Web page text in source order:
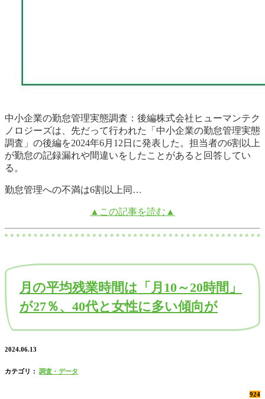
中小企業の勤怠管理実態調査：後編株式会社ヒューマンテク
ノロジーズは、先だって行われた「中小企業の勤怠管理実態
調査」の後編を2024年6月12日に発表した。担当者の6割以上
が勤怠の記録漏れや間違いをしたことがあると回答してい
る。
勤怠管理への不満は6割以上同…
▲この記事を読む▲
月の平均残業時間は「月10～20時間」
が27％、40代と女性に多い傾向が
2024.06.13
カテゴリ： 調査・データ
924